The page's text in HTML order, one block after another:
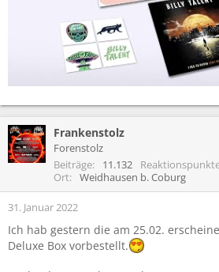
Frankenstolz
Forenstolz
Beiträge
11.132
Ort
Weidhausen b. Coburg
31. Januar 2022
Ich hab gestern die am 25.02.
Deluxe Box vorbestellt.